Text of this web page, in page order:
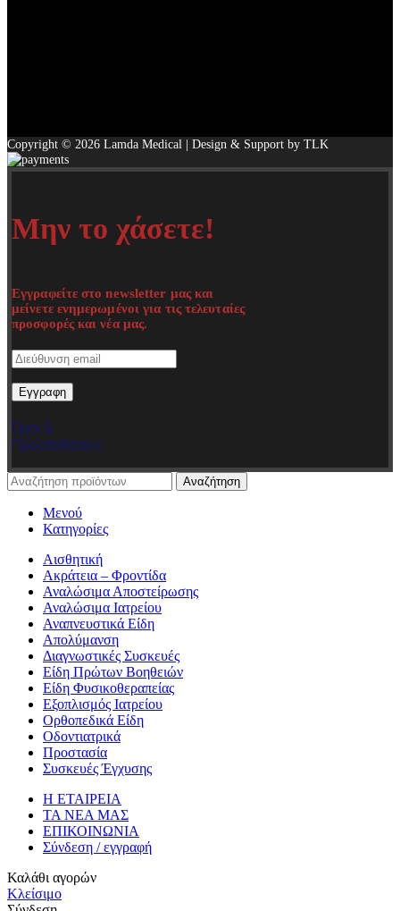
Copyright © 2026 Lamda Medical | Design & Support by TLK
Μην το χάσετε!
Εγγραφείτε στο newsletter μας και
μείνετε ενημερωμένοι για τις τελευταίες
προσφορές και νέα μας.
Όροι &
Προϋποθέσεις
Αναζήτηση
Μενού
Κατηγορίες
Αισθητική
Ακράτεια – Φροντίδα
Αναλώσιμα Αποστείρωσης
Αναλώσιμα Ιατρείου
Αναπνευστικά Είδη
Απολύμανση
Διαγνωστικές Συσκευές
Είδη Πρώτων Βοηθειών
Είδη Φυσικοθεραπείας
Εξοπλισμός Ιατρείου
Ορθοπεδικά Είδη
Οδοντιατρικά
Προστασία
Συσκευές Έγχυσης
Η ΕΤΑΙΡΕΙΑ
ΤΑ ΝΕΑ ΜΑΣ
ΕΠΙΚΟΙΝΩΝΙΑ
Σύνδεση / εγγραφή
Καλάθι αγορών
Κλείσιμο